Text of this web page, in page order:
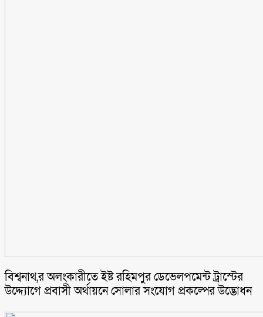
বিশ্বনাথ,র অলংকারীতে ইষ্ট রহিমপুর ডেভেলপমেন্ট ট্রাস্টের
উদ্দ্যোগে প্রবাসী অর্থায়নে সোলার সংযোগ প্রকল্পের উদ্ভোধন